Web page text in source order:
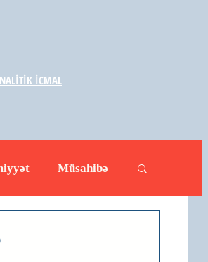
Müsahibə
İCMAL